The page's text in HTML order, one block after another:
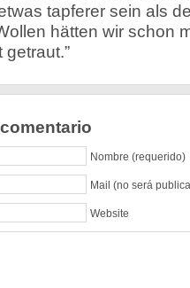
tapferer sein als
hätten wir schon
Nombre (requerido)
Mail (no será
Website